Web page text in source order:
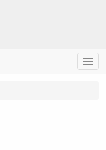
Menu